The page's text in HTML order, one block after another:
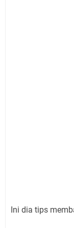
Ini dia tips